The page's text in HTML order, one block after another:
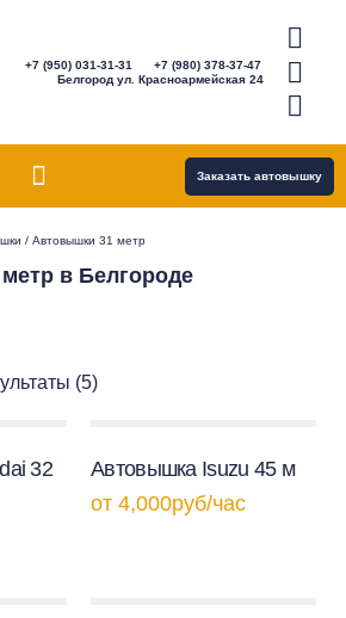
+7 (950) 031-31-31
+7 (980) 378-37-47
Белгород ул. Красноармейская 24
Заказать автовышку
/ Автовышки 31 метр
в Белгороде
(5)
32
Автовышка Isuzu 45 м
от 4,000руб/час